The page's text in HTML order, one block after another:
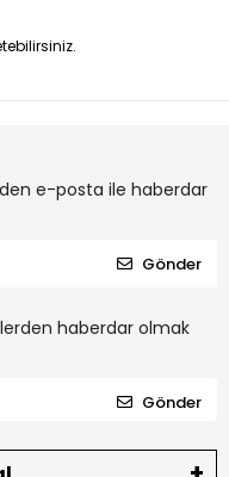
e-posta ile haberdar
Gönder
haberdar olmak
Gönder